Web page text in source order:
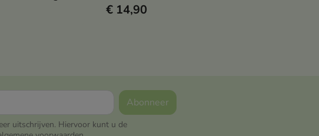
op milde
make-up/ SPF op, emulgeert,
€ 14,90
uitschrijven. Hiervoor kunt u de